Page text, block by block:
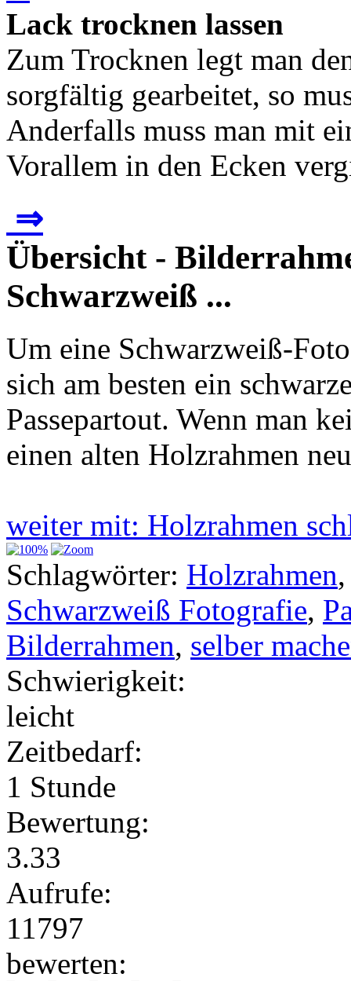
Lack trocknen lassen
Zum Trocknen legt man
sorgfältig gearbeitet, so
Anderfalls muss man mit
Vorallem in den Ecken
⇒
Übersicht -
Schwarzweiß ...
Um eine Schwarzweiß-
sich am besten ein
Passepartout. Wenn man
einen alten Holzrahmen
weiter mit: Holzrahmen
Schlagwörter: Holzrahmen
Schwarzweiß Fotografie,
Bilderrahmen, selber
Schwierigkeit:
leicht
Zeitbedarf:
1 Stunde
Bewertung:
3.33
Aufrufe:
11797
bewerten: